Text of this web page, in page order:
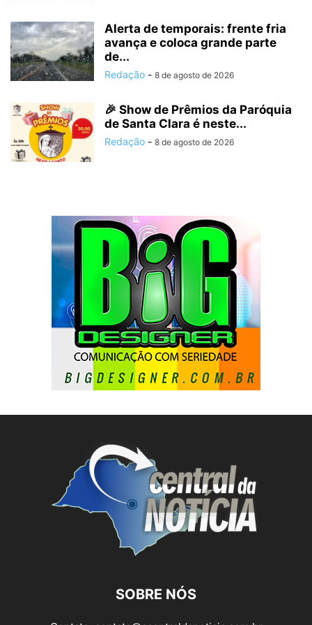
Alerta de temporais: frente fria
avança e coloca grande parte
de...
Redação - 8 de agosto de 2026
🎉 Show de Prêmios da Paróquia
de Santa Clara é neste...
Redação - 8 de agosto de 2026
SOBRE NÓS